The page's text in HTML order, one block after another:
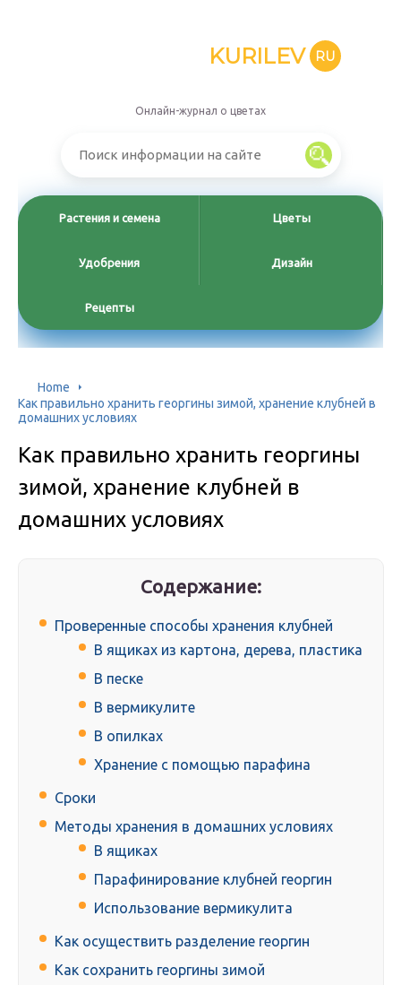
KURILEV RU
Онлайн-журнал о цветах
Растения и семена Цветы
Удобрения Дизайн
Рецепты
Home
Как правильно хранить георгины зимой, хранение клубней в
домашних условиях
Как правильно хранить георгины
зимой, хранение клубней в
домашних условиях
Содержание:
Проверенные способы хранения клубней
В ящиках из картона, дерева, пластика
В песке
В вермикулите
В опилках
Хранение с помощью парафина
Сроки
Методы хранения в домашних условиях
В ящиках
Парафинирование клубней георгин
Использование вермикулита
Как осуществить разделение георгин
Как сохранить георгины зимой